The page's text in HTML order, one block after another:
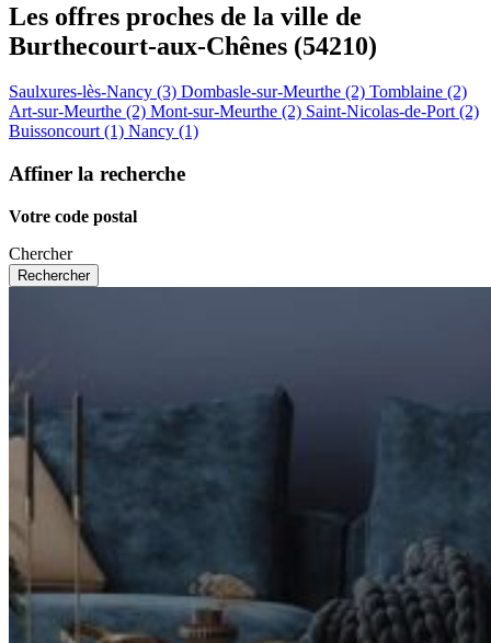
Les offres proches de la ville de
Burthecourt-aux-Chênes (54210)
Saulxures-lès-Nancy (3) Dombasle-sur-Meurthe (2) Tomblaine (2)
Art-sur-Meurthe (2) Mont-sur-Meurthe (2) Saint-Nicolas-de-Port (2)
Buissoncourt (1) Nancy (1)
Affiner la recherche
Votre code postal
Chercher